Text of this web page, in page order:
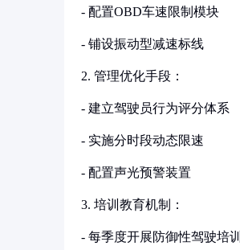
- 配置OBD车速限制模块
- 铺设振动型减速标线
2. 管理优化手段：
- 建立驾驶员行为评分体系
- 实施分时段动态限速
- 配置声光预警装置
3. 培训教育机制：
- 每季度开展防御性驾驶培训